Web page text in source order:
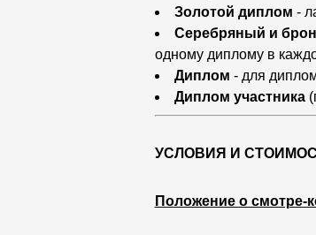
Золотой диплом -
Серебряный и
одному диплому в
Диплом - для
Диплом участника
УСЛОВИЯ И
Положение о смотре-